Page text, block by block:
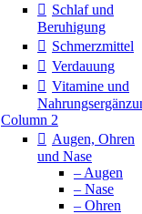
Schlaf und
Beruhigung
Schmerzmittel
Verdauung
Vitamine und
Column 2
Augen, Ohren
und Nase
– Augen
– Nase
– Ohren